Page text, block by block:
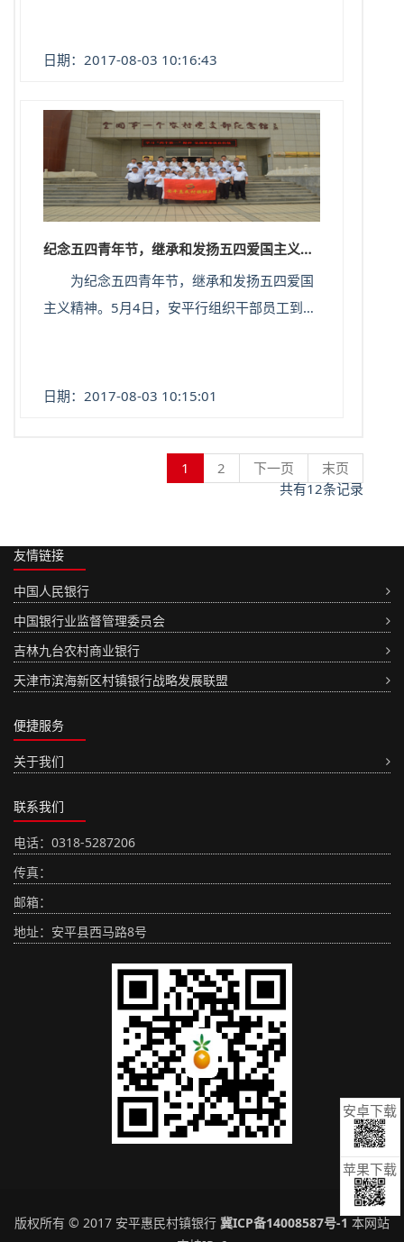
众的一致好评。
日期：2017-08-03 10:16:43
纪念五四青年节，继承和发扬五四爱国主义精神
为纪念五四青年节，继承和发扬五四爱国
主义精神。5月4日，安平行组织干部员工到全
日期：2017-08-03 10:15:01
1 2 下一页
末页
共有12条记录
友情链接
中国人民银行
中国银行业监督管理委员会
吉林九台农村商业银行
天津市滨海新区村镇银行战略发展联盟
便捷服务
关于我们
联系我们
电话：0318-5287206
传真：
邮箱：
地址：安平县西马路8号
版权所有 © 2017 安平惠民村镇银行 冀ICP备14008587号-1 本网站
安卓下载
苹果下载